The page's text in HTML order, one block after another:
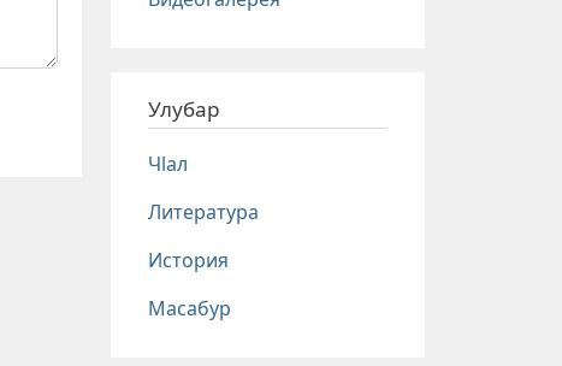
Улубар
Чlал
Литература
История
Масабур